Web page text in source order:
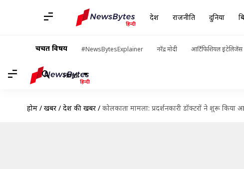
देश राजनीति दुनिया
चर्चित विषय #NewsBytesExplainer नरेंद्र मोदी आर्टिफिशियल इंटेलिजेंस
Hindi
होम / खबरें / देश की खबरें / कोलकाता मामला: प्रदर्शनकारी डॉक्टरों ने शुरू